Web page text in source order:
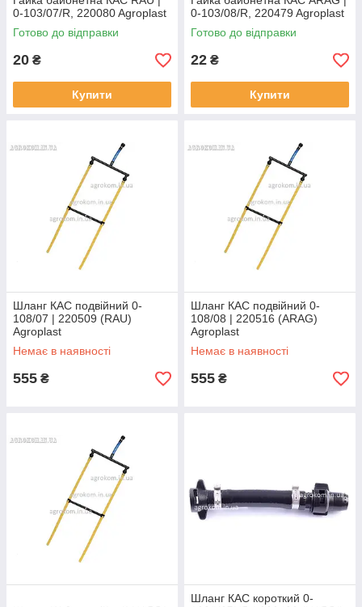
0-103/07/R, 220080 Agroplast
Готово до відправки
20 ₴
Купити
0-103/08/R, 220479 Agroplast
Готово до відправки
22 ₴
Купити
Шланг КАС подвійний 0-
108/07 | 220509 (RAU)
Agroplast
Немає в наявності
555 ₴
Шланг КАС подвійний 0-
108/08 | 220516 (ARAG)
Agroplast
Немає в наявності
555 ₴
Шланг КАС короткий 0-